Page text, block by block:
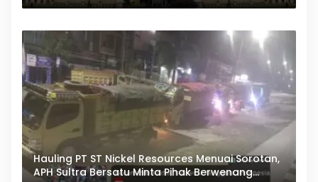
Hauling PT ST Nickel Resources Menuai Sorotan,
APH Sultra Bersatu Minta Pihak Berwenang